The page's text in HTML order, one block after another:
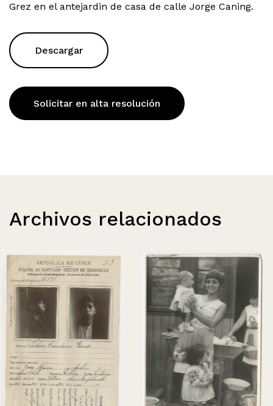
Grez en el antejardin de casa de calle Jorge Caning.
Descargar
Solicitar en alta resolución
Archivos relacionados